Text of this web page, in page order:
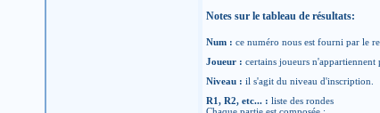
Notes sur le tableau de résultats:
Num : ce numéro nous est fourni par le
Joueur : certains joueurs n'appartiennent
Niveau : il s'agit du niveau d'inscription.
R1, R2, etc... : liste des rondes